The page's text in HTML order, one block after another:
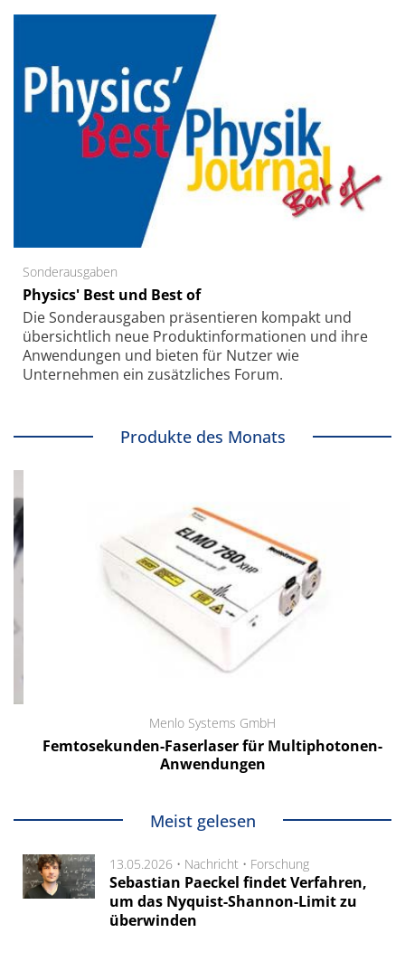
Sonderausgaben
Physics' Best und Best of
Die Sonder­ausgaben präsentieren kompakt und
übersichtlich neue Produkt­informationen und ihre
Anwendungen und bieten für Nutzer wie
Unternehmen ein zusätzliches Forum.
Produkte des Monats
Menlo Systems GmbH
Femtosekunden-Faserlaser für Multiphotonen-
Anwendungen
Meist gelesen
13.05.2026 • Nachricht • Forschung
Sebastian Paeckel findet Verfahren,
um das Nyquist-Shannon-Limit zu
überwinden